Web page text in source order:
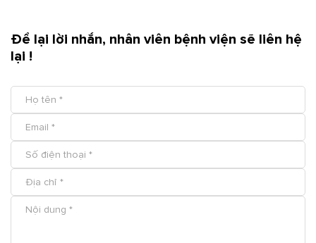
Để lại lời nhắn, nhân viên bệnh viện sẽ liên hệ
lại !